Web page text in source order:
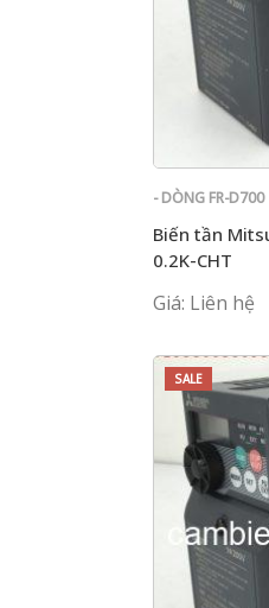
- DÒNG FR-D700
Biến tần
0.2K-CHT
Giá: Liên hệ
SALE